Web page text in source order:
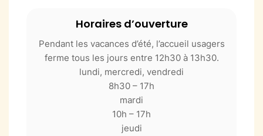
Horaires d’ouverture
Pendant les vacances d’été, l’accueil usagers
ferme tous les jours entre 12h30 à 13h30.
lundi, mercredi, vendredi
8h30 – 17h
mardi
10h – 17h
jeudi